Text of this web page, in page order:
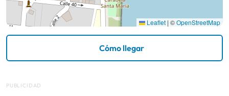
Leaflet | ©OpenStreetMap
Cómo llegar
PUBLICIDAD